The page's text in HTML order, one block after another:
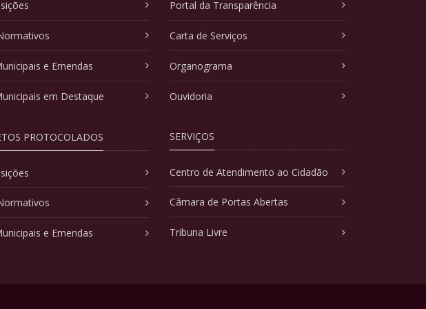
e Emendas
em Destaque
PROTOCOLADOS
e Emendas
Portal da Transparência
Carta de Serviços
Organograma
Ouvidoria
SERVIÇOS
Centro de Atendimento ao Cidadão
Câmara de Portas Abertas
Tribuna Livre